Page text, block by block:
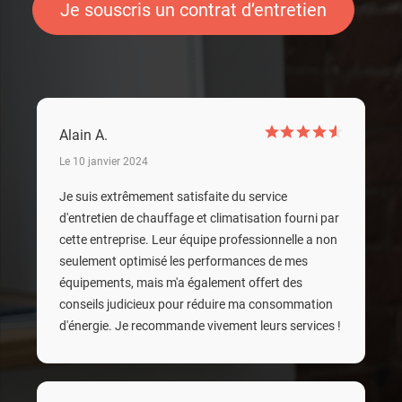
Je souscris un contrat d’entretien
Alain A.
Le 10 janvier 2024
Je suis extrêmement satisfaite du service
d'entretien de chauffage et climatisation fourni par
cette entreprise. Leur équipe professionnelle a non
seulement optimisé les performances de mes
équipements, mais m'a également offert des
conseils judicieux pour réduire ma consommation
d'énergie. Je recommande vivement leurs services !